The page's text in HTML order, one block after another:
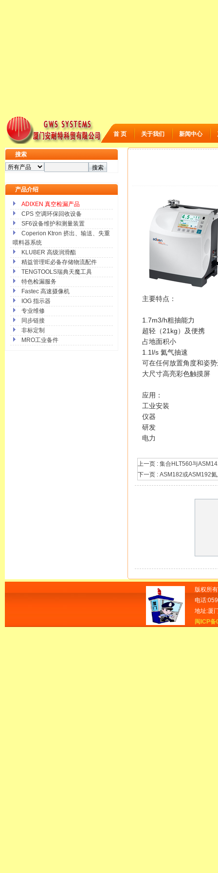
首 页 关于我们 新闻中心
搜索
产品介绍
ADIXEN 真空检漏产品
CPS 空调环保回收设备
SF6设备维护和测量装置
Coperion Ktron 挤出、输送、失重
喂料器系统
KLUBER 高级润滑酯
精益管理IE必备存储物流配件
TENGTOOLS瑞典天魔工具
特色检漏服务
Fastec 高速摄像机
IOG 指示器
专业维修
同步链接
非标定制
MRO工业备件
主要特点：
1.7m3/h粗抽能力
超轻（21kg）及便携
占地面积小
1.1l/s 氦气抽速
可在任何放置角度和姿
大尺寸高亮彩色触摸屏
应用：
工业安装
仪器
研发
电力
上一页 : 集合HLT560与
下一页 : ASM182或ASM192
版权所
电话
地址:厦
闽ICP